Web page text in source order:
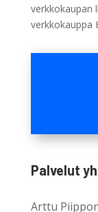
verkkokaupan
verkkokauppa
Palvelut
Arttu